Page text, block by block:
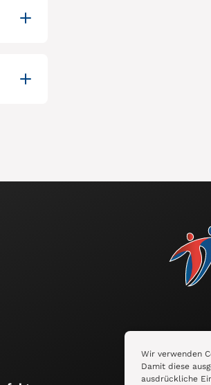
Wir verwenden
Damit diese
ausdrückliche